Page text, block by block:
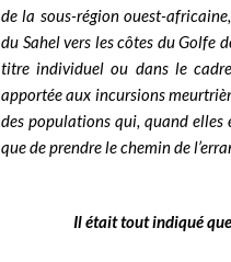
de la sous-région ouest-
du Sahel vers les côtes du Golfe
titre individuel ou dans le
apportée aux incursions
des populations qui, quand elles
que de prendre le chemin de
Il était tout indiqué